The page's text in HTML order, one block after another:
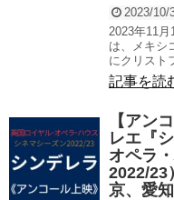
2023/10/
2023年11
は、メキシ
にクリスト
記事を読
【アン
レエ『
オペラ
2022/23
京、愛